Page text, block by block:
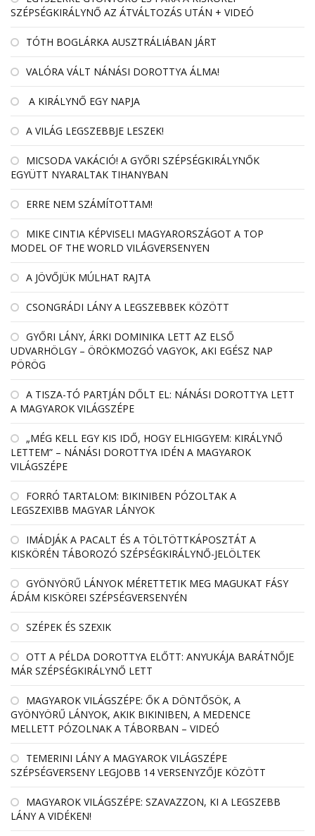
SZÉPSÉGKIRÁLYNŐ AZ ÁTVÁLTOZÁS UTÁN + VIDEÓ
TÓTH BOGLÁRKA AUSZTRÁLIÁBAN JÁRT
VALÓRA VÁLT NÁNÁSI DOROTTYA ÁLMA!
A KIRÁLYNŐ EGY NAPJA
A VILÁG LEGSZEBBJE LESZEK!
MICSODA VAKÁCIÓ! A GYŐRI SZÉPSÉGKIRÁLYNŐK
EGYÜTT NYARALTAK TIHANYBAN
ERRE NEM SZÁMÍTOTTAM!
MIKE CINTIA KÉPVISELI MAGYARORSZÁGOT A TOP
MODEL OF THE WORLD VILÁGVERSENYEN
A JÖVŐJÜK MÚLHAT RAJTA
CSONGRÁDI LÁNY A LEGSZEBBEK KÖZÖTT
GYŐRI LÁNY, ÁRKI DOMINIKA LETT AZ ELSŐ
UDVARHÖLGY – ÖRÖKMOZGÓ VAGYOK, AKI EGÉSZ NAP
PÖRÖG
A TISZA-TÓ PARTJÁN DŐLT EL: NÁNÁSI DOROTTYA LETT
A MAGYAROK VILÁGSZÉPE
„MÉG KELL EGY KIS IDŐ, HOGY ELHIGGYEM: KIRÁLYNŐ
LETTEM” – NÁNÁSI DOROTTYA IDÉN A MAGYAROK
VILÁGSZÉPE
FORRÓ TARTALOM: BIKINIBEN PÓZOLTAK A
LEGSZEXIBB MAGYAR LÁNYOK
IMÁDJÁK A PACALT ÉS A TÖLTÖTTKÁPOSZTÁT A
KISKÖRÉN TÁBOROZÓ SZÉPSÉGKIRÁLYNŐ-JELÖLTEK
GYÖNYÖRŰ LÁNYOK MÉRETTETIK MEG MAGUKAT FÁSY
ÁDÁM KISKÖREI SZÉPSÉGVERSENYÉN
SZÉPEK ÉS SZEXIK
OTT A PÉLDA DOROTTYA ELŐTT: ANYUKÁJA BARÁTNŐJE
MÁR SZÉPSÉGKIRÁLYNŐ LETT
MAGYAROK VILÁGSZÉPE: ŐK A DÖNTŐSÖK, A
GYÖNYÖRŰ LÁNYOK, AKIK BIKINIBEN, A MEDENCE
MELLETT PÓZOLNAK A TÁBORBAN – VIDEÓ
TEMERINI LÁNY A MAGYAROK VILÁGSZÉPE
SZÉPSÉGVERSENY LEGJOBB 14 VERSENYZŐJE KÖZÖTT
MAGYAROK VILÁGSZÉPE: SZAVAZZON, KI A LEGSZEBB
LÁNY A VIDÉKEN!